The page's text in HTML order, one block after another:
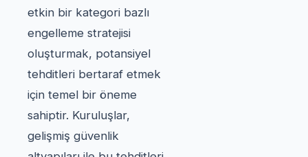
etkin bir kategori bazlı
engelleme stratejisi
oluşturmak, potansiyel
tehditleri bertaraf etmek
için temel bir öneme
sahiptir. Kuruluşlar,
gelişmiş güvenlik